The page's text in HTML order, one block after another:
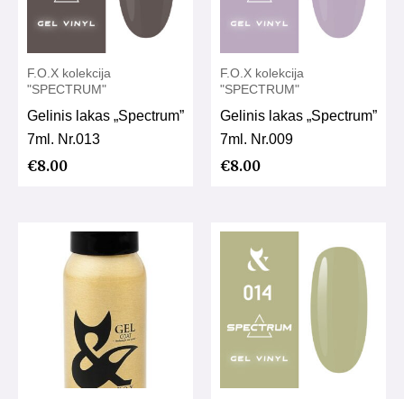
F.O.X kolekcija
"SPECTRUM"
Gelinis lakas „Spectrum”
7ml. Nr.013
€8.00
F.O.X kolekcija
"SPECTRUM"
Gelinis lakas „Spectrum”
7ml. Nr.009
€8.00